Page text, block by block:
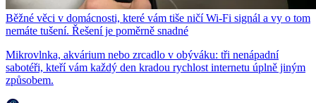
Běžné věci v domácnosti, které vám tiše ničí Wi-Fi signál a vy o tom
nemáte tušení. Řešení je poměrně snadné
Mikrovlnka, akvárium nebo zrcadlo v obýváku: tři nenápadní
sabotéři, kteří vám každý den kradou rychlost internetu úplně jiným
způsobem.